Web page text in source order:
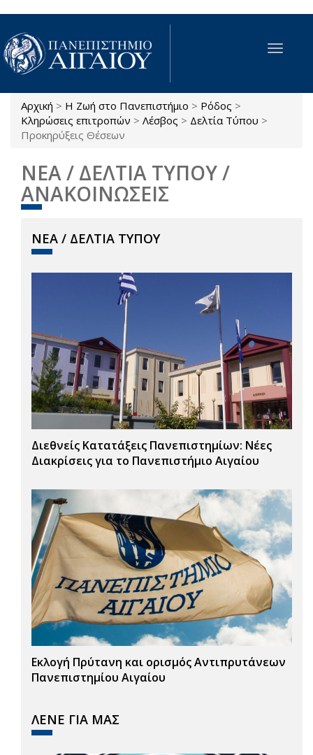
Παράκαμψη προς το κυρίως περιεχόμενο
Toggle
Είστε εδώ
Αρχική > Η Ζωή στο Πανεπιστήμιο > Ρόδος >
Κληρώσεις επιτροπών > Λέσβος > Δελτία Τύπου >
Προκηρύξεις Θέσεων
ΝΕΑ / ΔΕΛΤΙΑ ΤΥΠΟΥ /
ΑΝΑΚΟΙΝΩΣΕΙΣ
ΝΕΑ / ΔΕΛΤΙΑ ΤΥΠΟΥ
Διεθνείς Κατατάξεις Πανεπιστημίων: Νέες
Διακρίσεις για το Πανεπιστήμιο Αιγαίου
Εκλογή Πρύτανη και ορισμός Αντιπρυτάνεων
Πανεπιστημίου Αιγαίου
ΛΕΝΕ ΓΙΑ ΜΑΣ